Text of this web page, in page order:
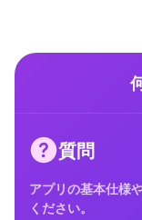
質問
アプリの基本仕様
ください。